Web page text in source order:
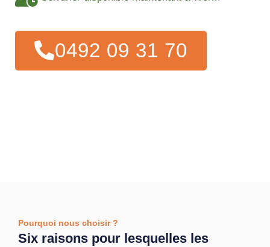
0492 09 31 70
Pourquoi nous choisir ?
Six raisons pour lesquelles les